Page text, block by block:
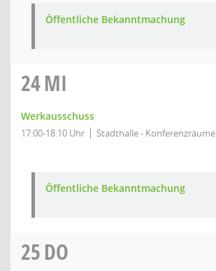
Öffentliche Bekanntmachung
24MI
Werkausschuss
17:00-18:10 Uhr Stadthalle - Konferenzräume
Öffentliche Bekanntmachung
25DO